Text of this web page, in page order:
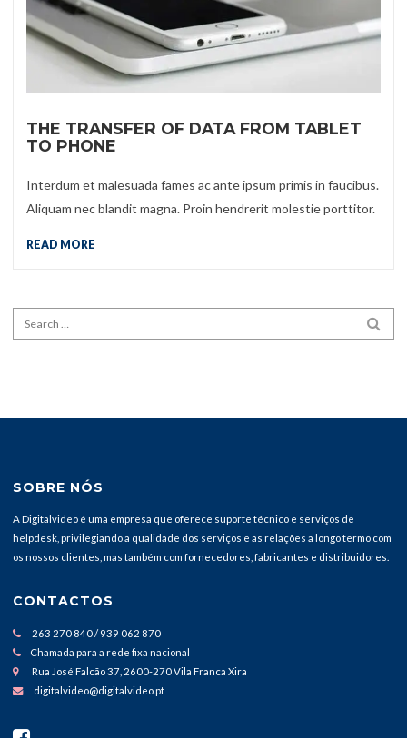
THE TRANSFER OF DATA FROM TABLET
TO PHONE
Interdum et malesuada fames ac ante ipsum primis in faucibus.
Aliquam nec blandit magna. Proin hendrerit molestie porttitor.
READ MORE
Search for:
SOBRE NÓS
A Digitalvideo é uma empresa que oferece suporte técnico e serviços de
helpdesk, privilegiando a qualidade dos serviços e as relações a longo termo com
os nossos clientes, mas também com fornecedores, fabricantes e distribuidores.
CONTACTOS
263 270 840 / 939 062 870
Chamada para a rede fixa nacional
Rua José Falcão 37, 2600-270 Vila Franca Xira
digitalvideo@digitalvideo.pt